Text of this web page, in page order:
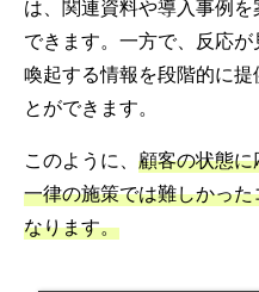
は、関連資料や導入事例
できます。一方で、反応
喚起する情報を段階的に
とができます。
このように、 顧客の状態
一律の施策では難しかっ
なります。